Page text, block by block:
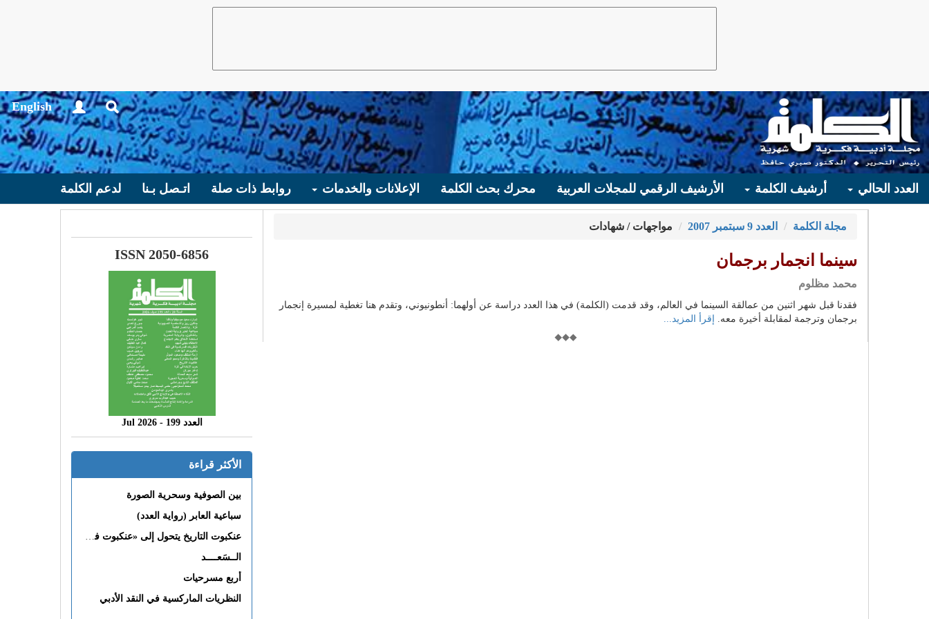
English
العدد الحالي أرشيف الكلمة الأرشيف الرقمي للمجلات العربية محرك بحث الكلمة الإعلانات والخدمات روابط ذات صلة اتـصل بـنا لدعم الكلمة
مجلة الكلمة العدد 9 سبتمبر 2007 مواجهات / شهادات
سينما انجمار برجمان
محمد مظلوم
فقدنا قبل شهر اثنين من عمالقة السينما في العالم، وقد قدمت (الكلمة) في هذا العدد دراسة عن أولهما: أنطونيوني، وتقدم هنا تغطية لمسيرة إنجمار
برجمان وترجمة لمقابلة أخيرة معه.
إقرأ المزيد...
ISSN 2050-6856
العدد 199 - 2026 Jul
الأكثر قراءة
بين الصوفية وسحرية الصورة
سباعية العابر (رواية العدد)
عنكبوت التاريخ يتحول إلى «عنكبوت فى القلب»
الــسَعــــد
أربع مسرحيات
النظريات الماركسية في النقد الأدبي